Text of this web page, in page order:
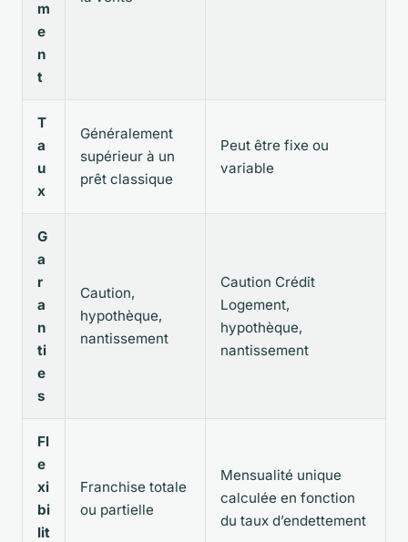
m
e
n
t
T
a
u
x
Généralement
supérieur à un
prêt classique
Peut être fixe ou
variable
G
a
r
a
n
ti
e
s
Caution,
hypothèque,
nantissement
Caution Crédit
Logement,
hypothèque,
nantissement
Fl
e
xi
bi
lit
Franchise totale
ou partielle
Mensualité unique
calculée en fonction
du taux d’endettement